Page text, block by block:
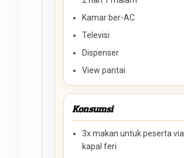
Kamar ber-AC
Televisi
Dispenser
View pantai
Konsumsi
3x makan untuk peserta via
kapal feri